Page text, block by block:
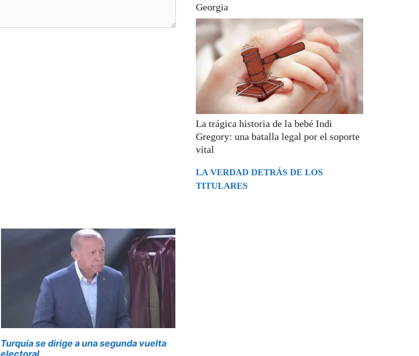
Turquía se dirige a una segunda vuelta
electoral
Georgia
La trágica historia de la bebé Indi
Gregory: una batalla legal por el soporte
vital
LA VERDAD DETRÁS DE LOS
TITULARES